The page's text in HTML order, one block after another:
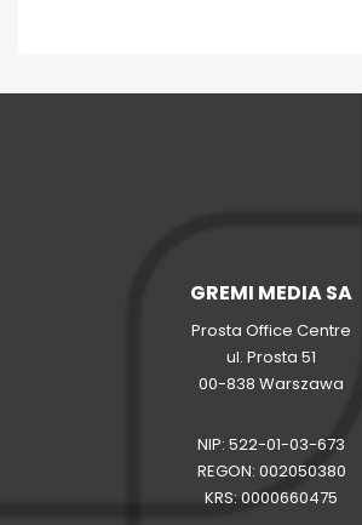
GREMI MEDIA SA
Prosta Office Centre
ul. Prosta 51
00-838 Warszawa
NIP: 522-01-03-673
REGON: 002050380
KRS: 0000660475